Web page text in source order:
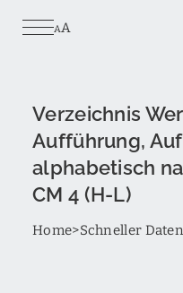
AA
Verzeichnis
Aufführung,
alphabetisch
CM 4 (H-L)
Breadcrumb
Home Schneller